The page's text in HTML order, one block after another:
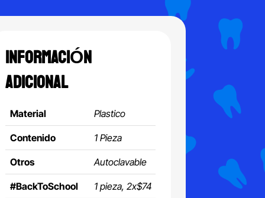
INFORMACIÓN
ADICIONAL
Material Plastico
Contenido 1 Pieza
Otros Autoclavable
#BackToSchool 1 pieza, 2x$74